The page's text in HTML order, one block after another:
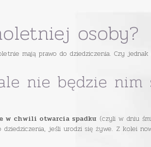
osoby?
mają prawo do dziedziczenia. Czy
nie będzie nim
w chwili otwarcia spadku (czyli w dniu
jeśli urodzi się żywe. Z kolei